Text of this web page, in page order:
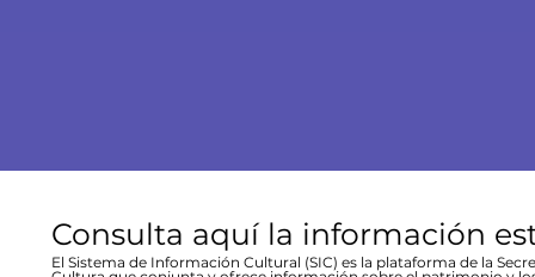
Consulta aquí la información
El Sistema de Información Cultural (SIC) es la plataforma de la